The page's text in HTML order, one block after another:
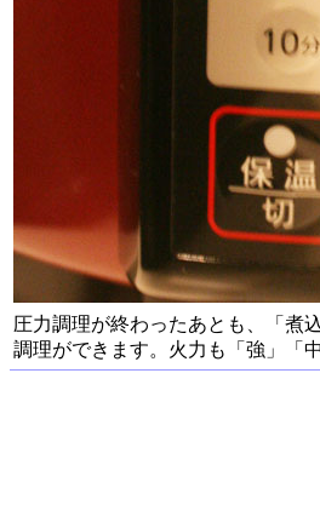
圧力調理が終わったあとも、「煮
調理ができます。火力も「強」「